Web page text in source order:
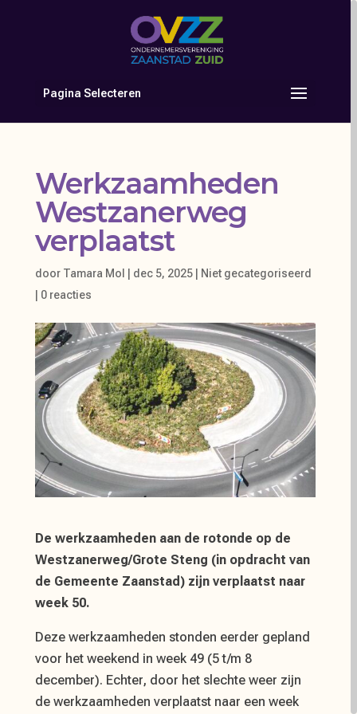
Pagina Selecteren
Werkzaamheden
Westzanerweg
verplaatst
door Tamara Mol dec 5, 2025
Niet gecategoriseerd
0 reacties
De werkzaamheden aan de rotonde op de
Westzanerweg/Grote Steng (in opdracht van
de Gemeente Zaanstad) zijn verplaatst naar
week 50.
Deze werkzaamheden stonden eerder gepland
voor het weekend in week 49 (5 t/m 8
december). Echter, door het slechte weer zijn
de werkzaamheden verplaatst naar een week